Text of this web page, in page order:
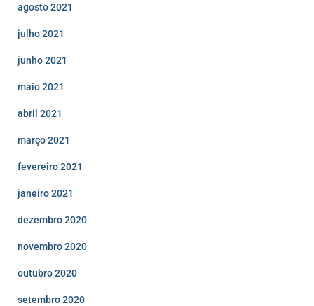
agosto 2021
julho 2021
junho 2021
maio 2021
abril 2021
março 2021
fevereiro 2021
janeiro 2021
dezembro 2020
novembro 2020
outubro 2020
setembro 2020